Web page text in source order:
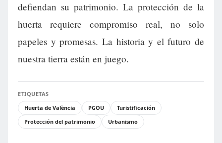
defiendan su patrimonio. La protección de la
huerta requiere compromiso real, no solo
papeles y promesas. La historia y el futuro de
nuestra tierra están en juego.
ETIQUETAS
Huerta de València
PGOU
Turistificación
Protección del patrimonio
Urbanismo